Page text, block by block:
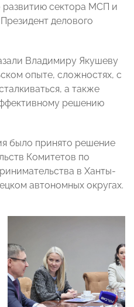
развитию сектора МСП и
делового
Владимиру Якушеву
опыте, сложностях, с
а также
решению
было принято решение
Комитетов по
в Ханты-
автономных округах.